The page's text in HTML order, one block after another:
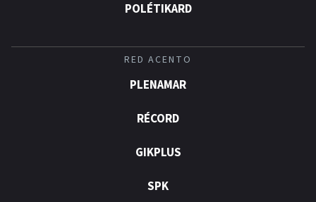
POLÉTIKARD
RED ACENTO
PLENAMAR
RÉCORD
GIKPLUS
SPK